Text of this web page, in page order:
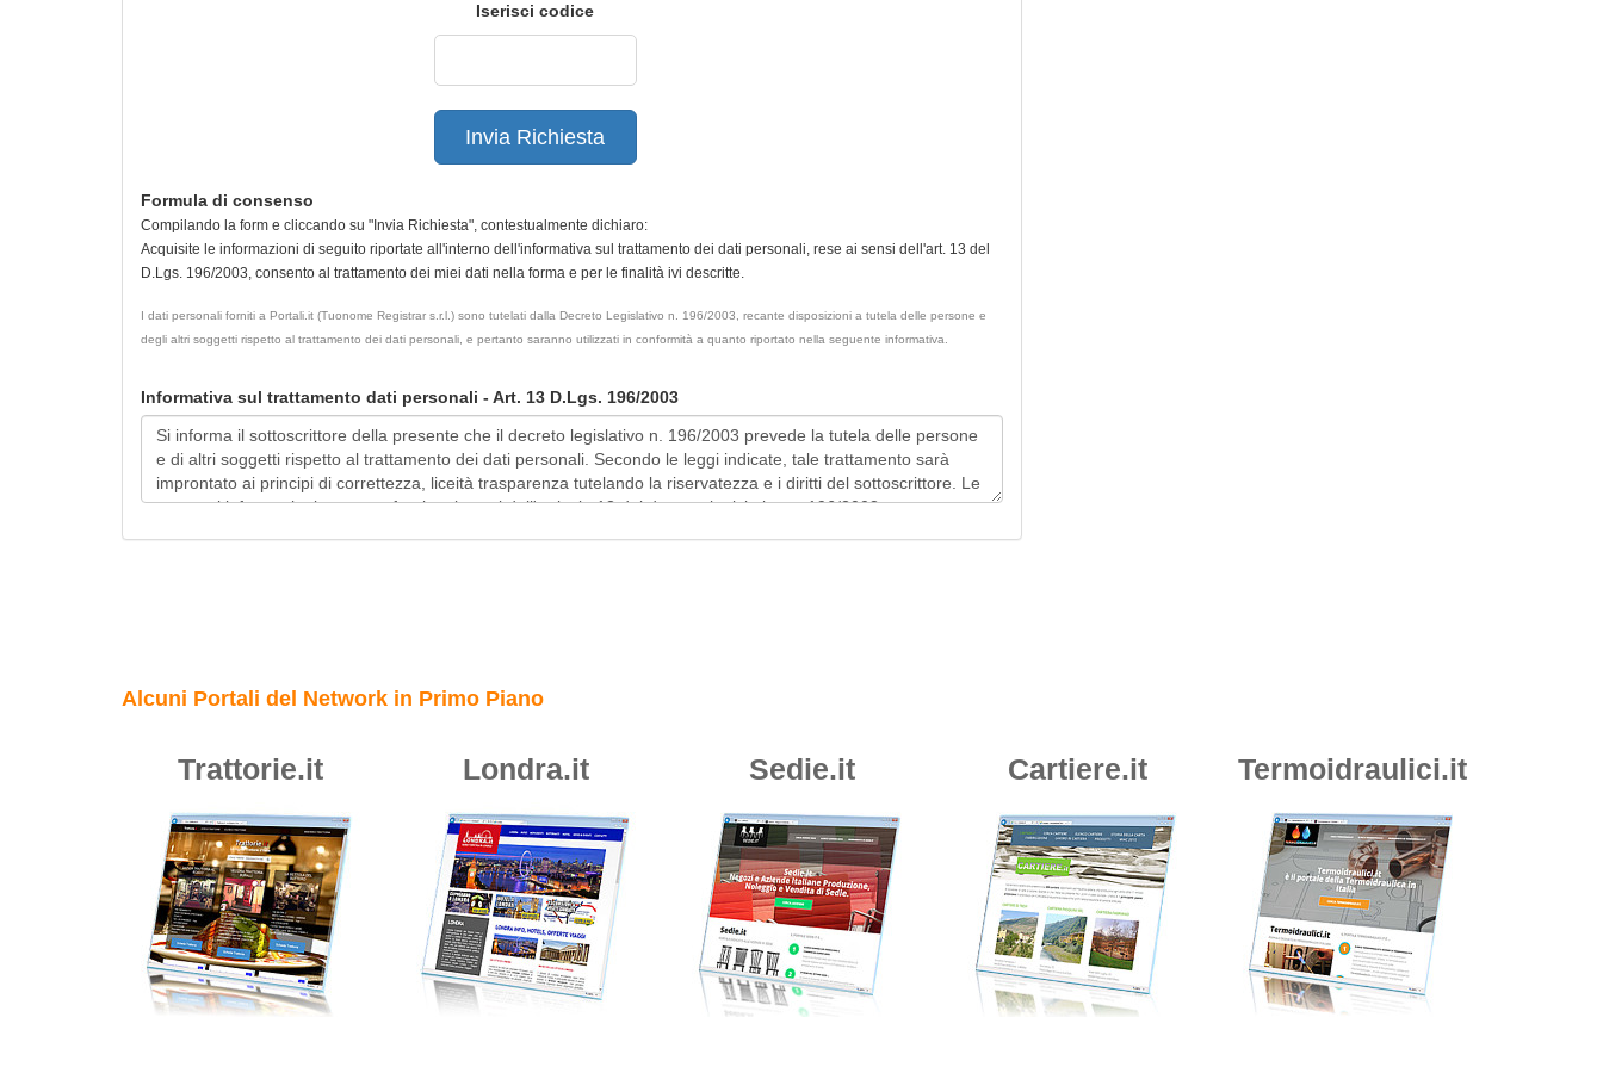
Iserisci codice
Invia Richiesta
Formula di consenso
Compilando la form e cliccando su "Invia Richiesta", contestualmente dichiaro:
Acquisite le informazioni di seguito riportate all'interno dell'informativa sul trattamento dei dati personali, rese ai sensi dell'art. 13 del
D.Lgs. 196/2003, consento al trattamento dei miei dati nella forma e per le finalità ivi descritte.
I dati personali forniti a Portali.it (Tuonome Registrar s.r.l.) sono tutelati dalla Decreto Legislativo n. 196/2003, recante disposizioni a tutela delle persone e
degli altri soggetti rispetto al trattamento dei dati personali, e pertanto saranno utilizzati in conformità a quanto riportato nella seguente informativa.
Informativa sul trattamento dati personali - Art. 13 D.Lgs. 196/2003
Alcuni Portali del Network in Primo Piano
Trattorie.it Londra.it Sedie.it Cartiere.it Termoidraulici.it